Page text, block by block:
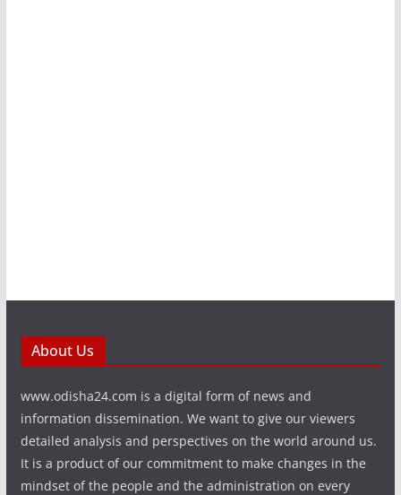
About Us
www.odisha24.com is a digital form of news and
information dissemination. We want to give our viewers
detailed analysis and perspectives on the world around us.
It is a product of our commitment to make changes in the
mindset of the people and the administration on every